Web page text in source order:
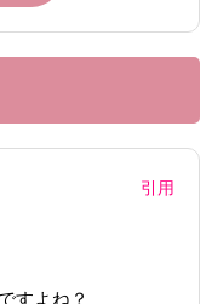
引用
すよね？